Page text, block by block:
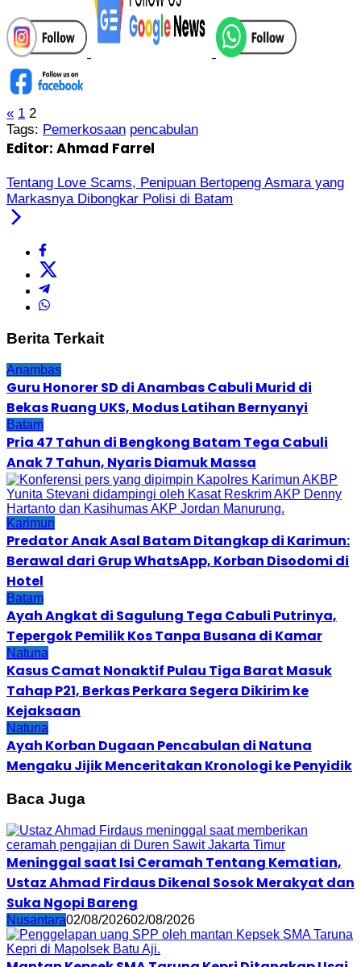
« 1 2
Tags: Pemerkosaan pencabulan
Editor: Ahmad Farrel
Tentang Love Scams, Penipuan Bertopeng Asmara yang
Markasnya Dibongkar Polisi di Batam
Berita Terkait
Anambas
Guru Honorer SD di Anambas Cabuli Murid di
Bekas Ruang UKS, Modus Latihan Bernyanyi
Batam
Pria 47 Tahun di Bengkong Batam Tega Cabuli
Anak 7 Tahun, Nyaris Diamuk Massa
Karimun
Predator Anak Asal Batam Ditangkap di Karimun:
Berawal dari Grup WhatsApp, Korban Disodomi di
Hotel
Batam
Ayah Angkat di Sagulung Tega Cabuli Putrinya,
Tepergok Pemilik Kos Tanpa Busana di Kamar
Natuna
Kasus Camat Nonaktif Pulau Tiga Barat Masuk
Tahap P21, Berkas Perkara Segera Dikirim ke
Kejaksaan
Natuna
Ayah Korban Dugaan Pencabulan di Natuna
Mengaku Jijik Menceritakan Kronologi ke Penyidik
Baca Juga
Meninggal saat Isi Ceramah Tentang Kematian,
Ustaz Ahmad Firdaus Dikenal Sosok Merakyat dan
Suka Ngopi Bareng
Nusantara02/08/202602/08/2026